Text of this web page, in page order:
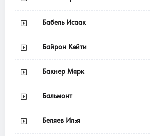
Бабель Исаак
Байрон Кейти
Бакнер Марк
Бальмонт
Беляев Илья